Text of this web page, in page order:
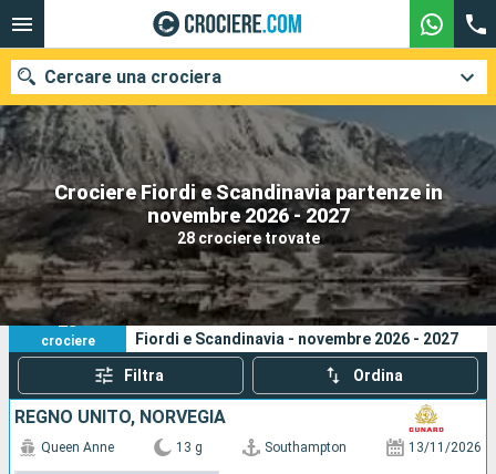
Crociere Fiordi e Scandinavia partenze in
novembre 2026 - 2027
28 crociere trovate
Cercare una crociera
Le nostre destinazioni
Mesi di partenza
Porti Compagnie
Ricerca
28
crociere
I tuoi criteri di ricerca:
Fiordi e Scandinavia - novembre 2026 - 2027
Filtra Ordina
REGNO UNITO, NORVEGIA
Queen Anne 13 g Southampton 13/11/2026